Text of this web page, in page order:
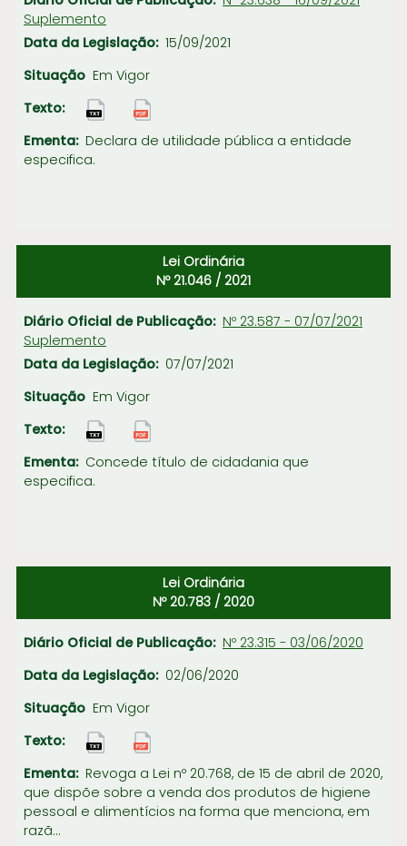
Suplemento
15/09/2021
Em Vigor
Declara de utilidade pública a entidade
especifica.
Lei Ordinária
Nº 21.046 / 2021
Nº 23.587 - 07/07/2021
Suplemento
07/07/2021
Em Vigor
Concede título de cidadania que
especifica.
Lei Ordinária
Nº 20.783 / 2020
Nº 23.315 - 03/06/2020
02/06/2020
Em Vigor
Revoga a Lei nº 20.768, de 15 de abril de 2020,
que dispõe sobre a venda dos produtos de higiene
pessoal e alimentícios na forma que menciona, em
razã...